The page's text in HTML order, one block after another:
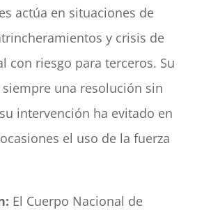
actúa en situaciones de
y crisis de
con riesgo para terceros. Su
una resolución sin
intervención ha evitado en
el uso de la fuerza
El Cuerpo Nacional de